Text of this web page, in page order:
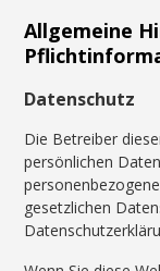
Allgemeine
Datenschutz
Die Betreiber
persönlichen
gesetzlichen